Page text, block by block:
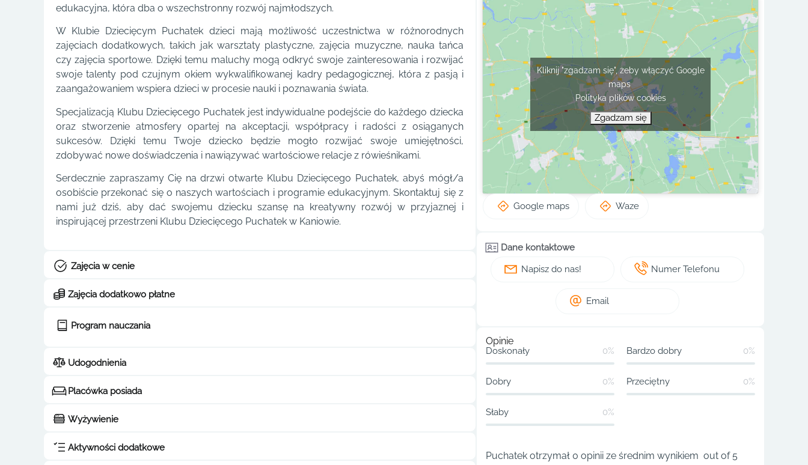
edukacyjna, która dba o wszechstronny rozwój najmłodszych.
W Klubie Dziecięcym Puchatek dzieci mają możliwość uczestnictwa w różnorodnych
zajęciach dodatkowych, takich jak warsztaty plastyczne, zajęcia muzyczne, nauka tańca
czy zajęcia sportowe. Dzięki temu maluchy mogą odkryć swoje zainteresowania i rozwijać
swoje talenty pod czujnym okiem wykwalifikowanej kadry pedagogicznej, która z pasją i
zaangażowaniem wspiera dzieci w procesie nauki i poznawania świata.
Specjalizacją Klubu Dziecięcego Puchatek jest indywidualne podejście do każdego dziecka
oraz stworzenie atmosfery opartej na akceptacji, współpracy i radości z osiąganych
sukcesów. Dzięki temu Twoje dziecko będzie mogło rozwijać swoje umiejętności,
zdobywać nowe doświadczenia i nawiązywać wartościowe relacje z rówieśnikami.
Serdecznie zapraszamy Cię na drzwi otwarte Klubu Dziecięcego Puchatek, abyś mógł/a
osobiście przekonać się o naszych wartościach i programie edukacyjnym. Skontaktuj się z
nami już dziś, aby dać swojemu dziecku szansę na kreatywny rozwój w przyjaznej i
inspirującej przestrzeni Klubu Dziecięcego Puchatek w Kaniowie.
Zajęcia w cenie
Zajęcia dodatkowo płatne
Program nauczania
Udogodnienia
Placówka posiada
Wyżywienie
Aktywności dodatkowe
Kliknij "zgadzam się", żeby włączyć Google
maps
Polityka plików cookies
Zgadzam się
Google maps Waze
Dane kontaktowe
Napisz do nas!
Numer Telefonu
Email
Opinie
Doskonały 0% Bardzo dobry 0%
Dobry 0% Przeciętny 0%
Słaby 0%
Puchatek otrzymał 0 opinii ze średnim wynikiem out of 5